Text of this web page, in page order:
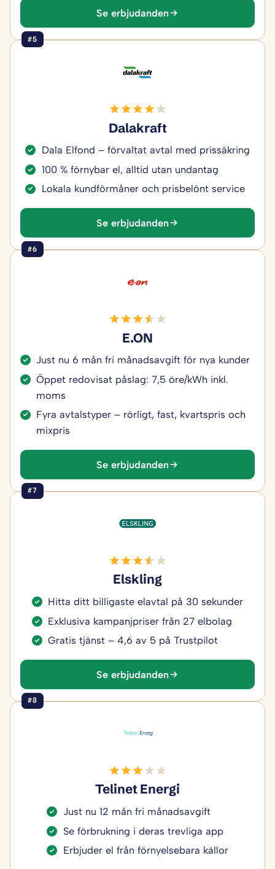
Se erbjudanden
#5
Dalakraft
Dala Elfond – förvaltat avtal med prissäkring
100 % förnybar el, alltid utan undantag
Lokala kundförmåner och prisbelönt service
Se erbjudanden
#6
E.ON
Just nu 6 mån fri månadsavgift för nya kunder
Öppet redovisat påslag: 7,5 öre/kWh inkl.
moms
Fyra avtalstyper – rörligt, fast, kvartspris och
mixpris
Se erbjudanden
#7
Elskling
Hitta ditt billigaste elavtal på 30 sekunder
Exklusiva kampanjpriser från 27 elbolag
Gratis tjänst – 4,6 av 5 på Trustpilot
Se erbjudanden
#8
Telinet Energi
Just nu 12 mån fri månadsavgift
Se förbrukning i deras trevliga app
Erbjuder el från förnyelsebara källor